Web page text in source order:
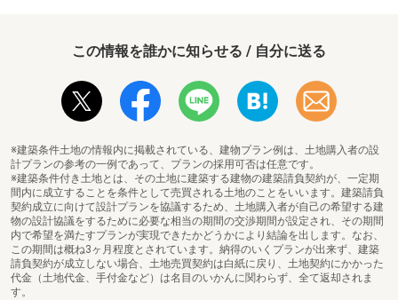
この情報を誰かに知らせる / 自分に送る
※建築条件土地の情報内に掲載されている、建物プラン例は、土地購入者の設
計プランの参考の一例であって、プランの採用可否は任意です。
※建築条件付き土地とは、その土地に建築する建物の建築請負契約が、一定期
間内に成立することを条件として売買される土地のことをいいます。建築請負
契約成立に向けて設計プランを協議するため、土地購入者が自己の希望する建
物の設計協議をするために必要な相当の期間の交渉期間が設定され、その期間
内で希望を満たすプランが実現できたかどうかにより結論を出します。なお、
この期間は概ね3ヶ月程度とされています。納得のいくプランが出来ず、建築
請負契約が成立しない場合、土地売買契約は白紙に戻り、土地契約にかかった
代金（土地代金、手付金など）は名目のいかんに関わらず、全て返却されま
す。